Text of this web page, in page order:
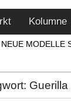
Kolumne
NEUE MODELLE
Guerilla